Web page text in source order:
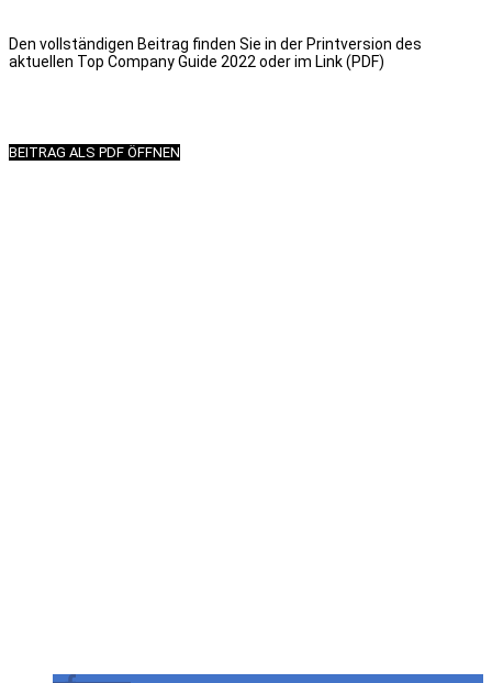
Den vollständigen Beitrag finden Sie in der Printversion des
aktuellen Top Company Guide 2022 oder im Link (PDF)
BEITRAG ALS PDF ÖFFNEN